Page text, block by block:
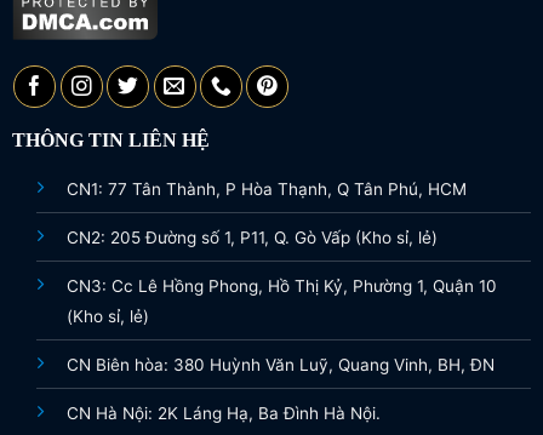
THÔNG TIN LIÊN HỆ
CN1: 77 Tân Thành, P Hòa Thạnh, Q Tân Phú, HCM
CN2: 205 Đường số 1, P11, Q. Gò Vấp (Kho sỉ, lẻ)
CN3: Cc Lê Hồng Phong, Hồ Thị Kỷ, Phường 1, Quận 10
(Kho sỉ, lẻ)
CN Biên hòa: 380 Huỳnh Văn Luỹ, Quang Vinh, BH, ĐN
CN Hà Nội: 2K Láng Hạ, Ba Đình Hà Nội.